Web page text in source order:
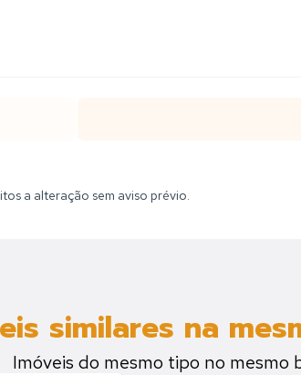
a alteração sem aviso prévio.
similares na
Imóveis do mesmo tipo no mesmo